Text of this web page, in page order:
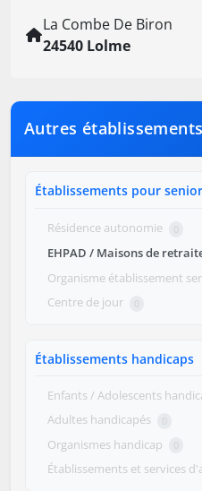
La Combe De Biron
24540 Lolme
Autres
Établissements pour
Résidence autonomie 0
EHPAD / Maisons de
Organisme établissement
Centre de jour 0
Établissements handicaps
Enfants / Adolescents
Adultes handicapés 0
Organismes handicap 0
Établissements et services